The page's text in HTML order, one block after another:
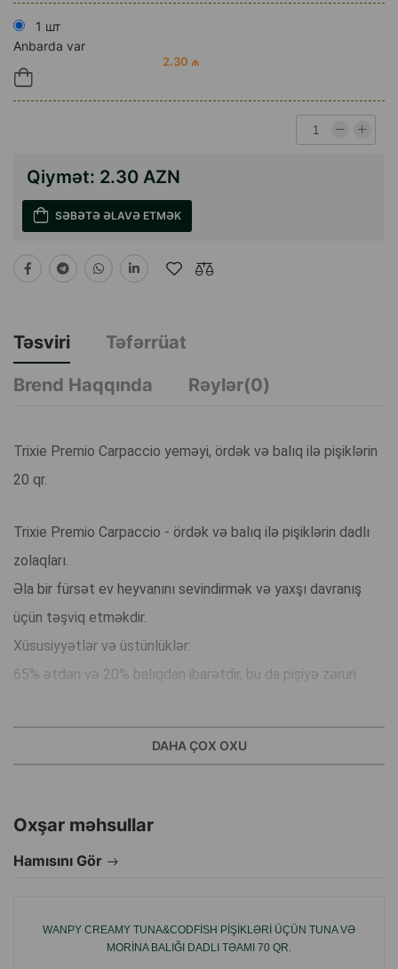
1 шт
Anbarda var
2.30 ₼
Qiymət: 2.30 AZN
SƏBƏTƏ ƏLAVƏ ETMƏK
Təsviri
Təfərrüat
Brend Haqqında
Rəylər(0)
Trixie Premio Carpaccio yeməyi, ördək və balıq ilə pişiklərin
20 qr.
Trixie Premio Carpaccio - ördək və balıq ilə pişiklərin dadlı
zolaqları.
Əla bir fürsət ev heyvanını sevindirmək və yaxşı davranış
üçün təşviq etməkdir.
Xüsusiyyətlər və üstünlüklər:
65% ətdən və 20% balıqdan ibarətdir, bu da pişiyə zəruri
Carpaccio şəklində nazik zolaqlar, əsas yemlər arasında
təşviq kimi istifadə üçün idealdır.
də yem təzəliyini daha uzun müddət qoruyur.
İstehsalçı ölkə: Çin.
DAHA ÇOX OXU
Oxşar məhsullar
Hamısını Gör
WANPY CREAMY TUNA&CODFISH PIŞIKLƏRI ÜÇÜN TUNA VƏ
MORINA BALIĞI DADLI TƏAMI 70 QR.